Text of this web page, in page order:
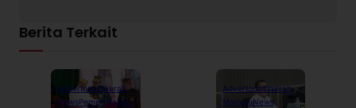
Berita Terkait
AdvertorialDaerah
NewsPemerintahan
AdvertorialDaerah
MamujuNews